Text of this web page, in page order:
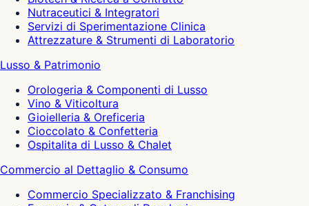
Nutraceutici & Integratori
Servizi di Sperimentazione Clinica
Attrezzature & Strumenti di Laboratorio
Lusso & Patrimonio
Orologeria & Componenti di Lusso
Vino & Viticoltura
Gioielleria & Oreficeria
Cioccolato & Confetteria
Ospitalita di Lusso & Chalet
Commercio al Dettaglio & Consumo
Commercio Specializzato & Franchising